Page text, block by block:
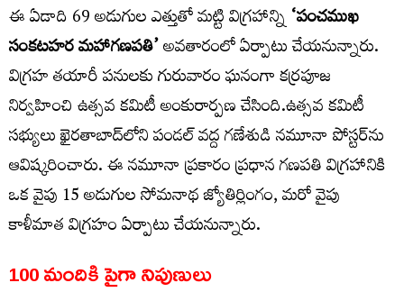
ఈ ఏడాది 69 అడుగుల ఎత్తుతో మట్టి విగ్రహాన్ని‘పంచముఖ
సంకటహర మహాగణపతి’అవతారంలో ఏర్పాటు చేయనున్నారు.
విగ్రహ తయారీ పనులకు గురువారం ఘనంగా కర్రపూజ
నిర్వహించి ఉత్సవ కమిటీ అంకురార్పణ చేసింది.ఉత్సవ కమిటీ
సభ్యులు ఖైరతాబాద్‌లోని పండల్ వద్ద గణేశుడి నమూనా పోస్టర్‌ను
ఆవిష్కరించారు. ఈ నమూనా ప్రకారం ప్రధాన గణపతి విగ్రహానికి
ఒక వైపు 15 అడుగుల సోమనాథ జ్యోతిర్లింగం, మరో వైపు
కాళీమాత విగ్రహం ఏర్పాటు చేయనున్నారు.
100 మందికి పైగా నిపుణులు